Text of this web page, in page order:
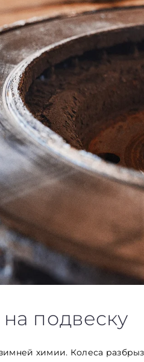
подвеску
химии. Колеса